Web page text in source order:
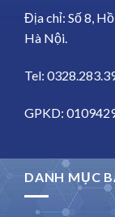
Địa chỉ: Số 8,
Hà Nội.
Tel:
GPKD:
DANH MỤC